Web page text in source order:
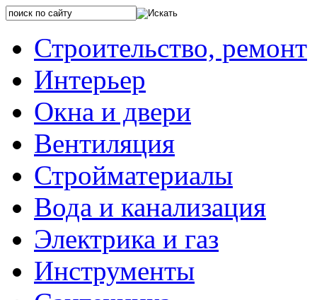
Строительство, ремонт
Интерьер
Окна и двери
Вентиляция
Стройматериалы
Вода и канализация
Электрика и газ
Инструменты